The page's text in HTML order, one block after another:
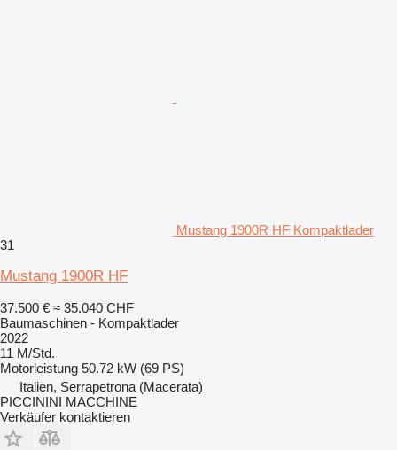
Mustang 1900R HF Kompaktlader
31
Mustang 1900R HF
37.500 € ≈ 35.040 CHF
Baumaschinen - Kompaktlader
2022
11 M/Std.
Motorleistung 50.72 kW (69 PS)
Italien, Serrapetrona (Macerata)
PICCININI MACCHINE
Verkäufer kontaktieren